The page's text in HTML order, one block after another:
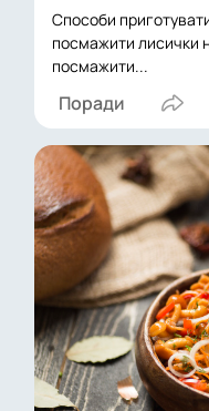
Способи
посмажити лисички
посмажити...
Поради